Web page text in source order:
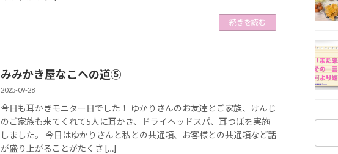
続きを読む
みみかき屋なこへの道⑤
2025-09-28
今日も耳かきモニター日でした！ ゆかりさんのお友達とご家族、けんじ
のご家族も来てくれて5人に耳かき、ドライヘッドスパ、耳つぼを実施
しました。 今日はゆかりさんと私との共通項、お客様との共通項など話
が盛り上がることがたくさ […]